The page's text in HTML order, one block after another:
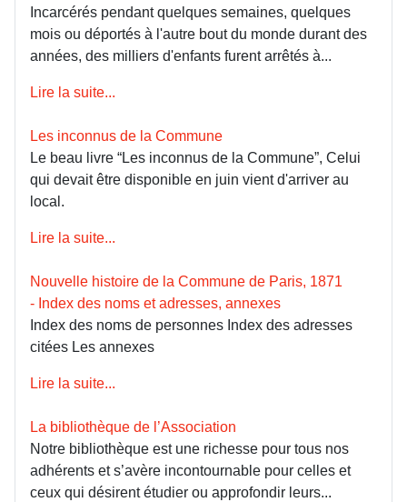
Incarcérés pendant quelques semaines, quelques
mois ou déportés à l'autre bout du monde durant des
années, des milliers d'enfants furent arrêtés à...
Lire la suite...
Les inconnus de la Commune
Le beau livre “Les inconnus de la Commune”, Celui
qui devait être disponible en juin vient d'arriver au
local.
Lire la suite...
Nouvelle histoire de la Commune de Paris, 1871
- Index des noms et adresses, annexes
Index des noms de personnes Index des adresses
citées Les annexes
Lire la suite...
La bibliothèque de l’Association
Notre bibliothèque est une richesse pour tous nos
adhérents et s’avère incontournable pour celles et
ceux qui désirent étudier ou approfondir leurs...